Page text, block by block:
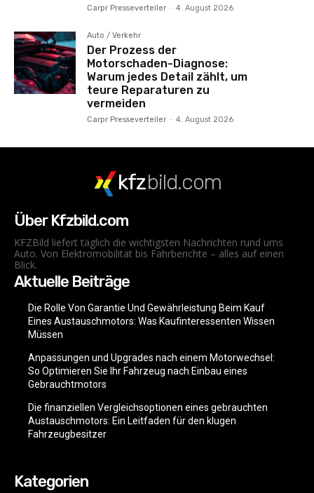
Carpr Presseverteiler - 4. August 2026
Auto / Verkehr
Der Prozess der
Motorschaden-Diagnose:
Warum jedes Detail zählt, um
teure Reparaturen zu
vermeiden
Carpr Presseverteiler - 4. August 2026
kfzbild.com
Über Kfzbild.com
KFZBild liefert täglich die wichtigsten Nachrichten rund ums
Auto. Von Elektromobilität bis Fahrberichte – alles auf einen
Blick.
Aktuelle Beiträge
Die Rolle Von Garantie Und Gewährleistung Beim Kauf
Eines Austauschmotors: Was Kaufinteressenten Wissen
Müssen
Anpassungen und Upgrades nach einem Motorwechsel:
So Optimieren Sie Ihr Fahrzeug nach Einbau eines
Gebrauchtmotors
Die finanziellen Vergleichsoptionen eines gebrauchten
Austauschmotors: Ein Leitfaden für den klugen
Fahrzeugbesitzer
Kategorien